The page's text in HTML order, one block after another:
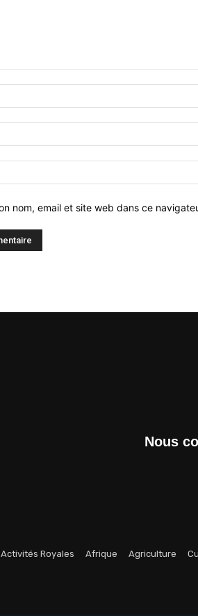
nom, email et site web dans ce
Nous
Activités Royales Afrique Agriculture